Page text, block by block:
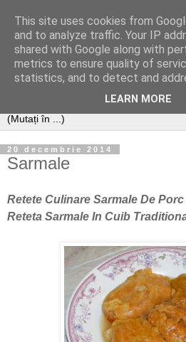
20 decembrie 2014
Sarmale
Retete Culinare Sarmale De
Reteta Sarmale In Cuib
This site uses cookies from
and to analyze traffic. Your IP
shared with Google along with
metrics to ensure quality of
statistics, and to detect and
LEARN MORE